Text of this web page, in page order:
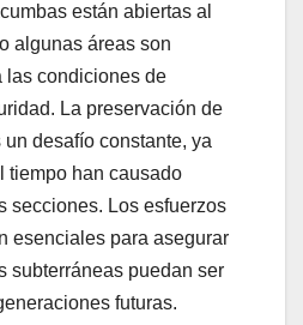
están abiertas al
algunas áreas son
las condiciones de
La preservación de
desafío constante, ya
tiempo han causado
secciones. Los esfuerzos
esenciales para asegurar
subterráneas puedan ser
futuras.